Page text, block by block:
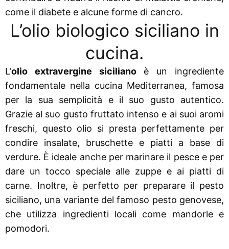
come il diabete e alcune forme di cancro.
L’olio biologico siciliano in
cucina.
L’olio extravergine sicilianoè un ingrediente
fondamentale nella cucina Mediterranea, famosa
per la sua semplicità e il suo gusto autentico.
Grazie al suo gusto fruttato intenso e ai suoi aromi
freschi, questo olio si presta perfettamente per
condire insalate, bruschette e piatti a base di
verdure. È ideale anche per marinare il pesce e per
dare un tocco speciale alle zuppe e ai piatti di
carne. Inoltre, è perfetto per preparare il pesto
siciliano, una variante del famoso pesto genovese,
che utilizza ingredienti locali come mandorle e
pomodori.